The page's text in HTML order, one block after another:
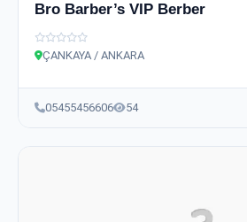
Bro Barber’s VIP Berber
ÇANKAYA / ANKARA
05455456606 54